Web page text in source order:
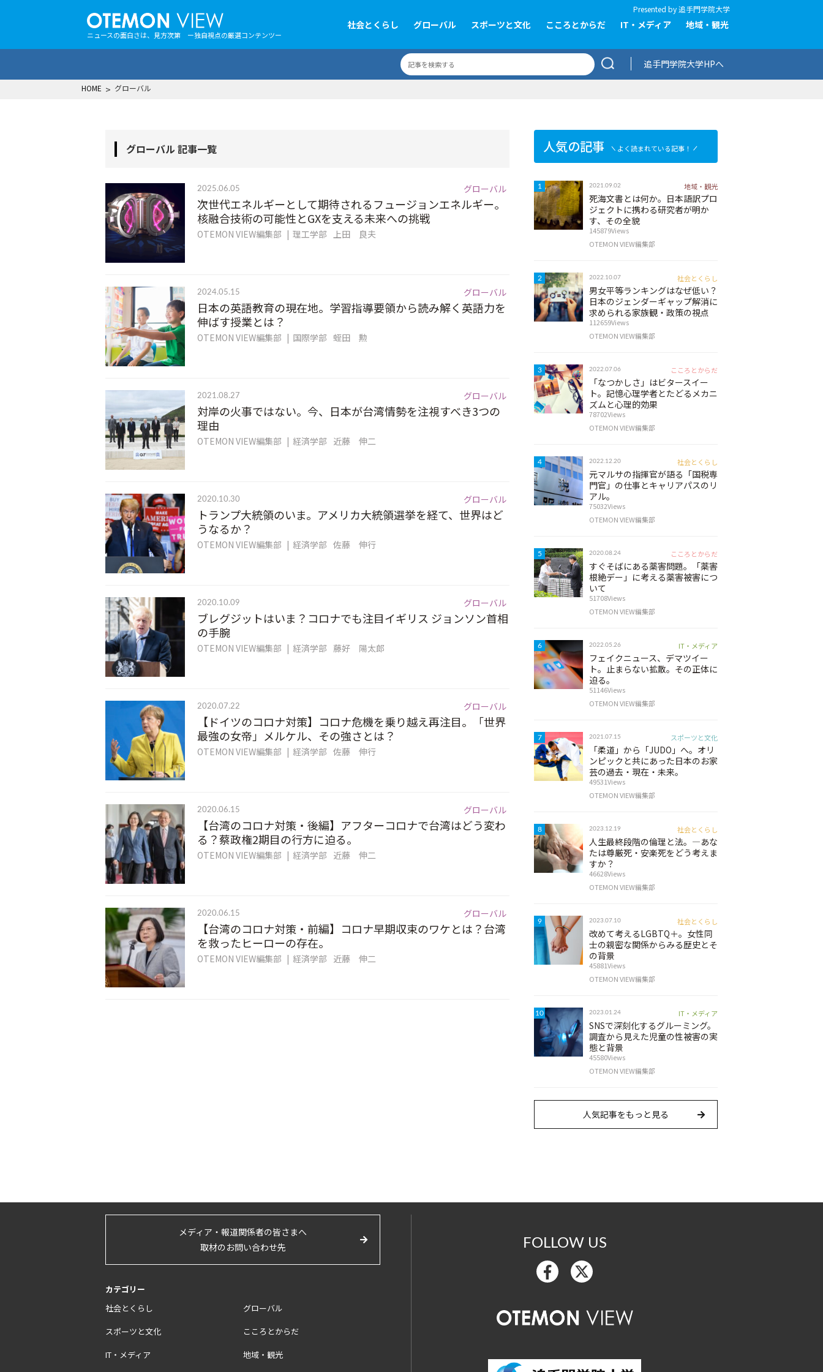
ニュースの面白さは、見方次第 ー独自視点の厳選コンテンツー
Presented by追手門学院大学
社会とくらし グローバル スポーツと文化 こころとからだ IT・メディア 地域・観光
追手門学院大学HPへ
HOME > グローバル
グローバル 記事一覧
2025.06.05 グローバル
次世代エネルギーとして期待されるフュージョンエネルギー。
核融合技術の可能性とGXを支える未来への挑戦
OTEMON VIEW編集部 理工学部 上田 良夫
2024.05.15 グローバル
日本の英語教育の現在地。学習指導要領から読み解く英語力を
伸ばす授業とは？
OTEMON VIEW編集部 国際学部 蛭田 勲
2021.08.27 グローバル
対岸の火事ではない。今、日本が台湾情勢を注視すべき3つの
理由
OTEMON VIEW編集部 経済学部 近藤 伸二
2020.10.30 グローバル
トランプ大統領のいま。アメリカ大統領選挙を経て、世界はど
うなるか？
OTEMON VIEW編集部 経済学部 佐藤 伸行
2020.10.09 グローバル
ブレグジットはいま？コロナでも注目イギリス ジョンソン首相
の手腕
OTEMON VIEW編集部 経済学部 藤好 陽太郎
2020.07.22 グローバル
【ドイツのコロナ対策】コロナ危機を乗り越え再注目。「世界
最強の女帝」メルケル、その強さとは？
OTEMON VIEW編集部 経済学部 佐藤 伸行
2020.06.15 グローバル
【台湾のコロナ対策・後編】アフターコロナで台湾はどう変わ
る？蔡政権2期目の行方に迫る。
OTEMON VIEW編集部 経済学部 近藤 伸二
2020.06.15 グローバル
【台湾のコロナ対策・前編】コロナ早期収束のワケとは？台湾
を救ったヒーローの存在。
OTEMON VIEW編集部 経済学部 近藤 伸二
人気の記事 よく読まれている記事！
1 2021.09.02 地域・観光
死海文書とは何か。日本語訳プロ
ジェクトに携わる研究者が明か
す、その全貌
145879Views
OTEMON VIEW編集部
2 2022.10.07 社会とくらし
男女平等ランキングはなぜ低い？
日本のジェンダーギャップ解消に
求められる家族観・政策の視点
112659Views
OTEMON VIEW編集部
3 2022.07.06 こころとからだ
「なつかしさ」はビタースイー
ト。記憶心理学者とたどるメカニ
ズムと心理的効果
78702Views
OTEMON VIEW編集部
4 2022.12.20 社会とくらし
元マルサの指揮官が語る「国税専
門官」の仕事とキャリアパスのリ
アル。
75032Views
OTEMON VIEW編集部
5 2020.08.24 こころとからだ
すぐそばにある薬害問題。「薬害
根絶デー」に考える薬害被害につ
いて
51708Views
OTEMON VIEW編集部
6 2022.05.26 IT・メディア
フェイクニュース、デマツイー
ト。止まらない拡散。その正体に
迫る。
51146Views
OTEMON VIEW編集部
7 2021.07.15 スポーツと文化
「柔道」から「JUDO」へ。オリ
ンピックと共にあった日本のお家
芸の過去・現在・未来。
49531Views
OTEMON VIEW編集部
8 2023.12.19 社会とくらし
人生最終段階の倫理と法。―あな
たは尊厳死・安楽死をどう考えま
すか？
46628Views
OTEMON VIEW編集部
9 2023.07.10 社会とくらし
改めて考えるLGBTQ＋。女性同
士の親密な関係からみる歴史とそ
の背景
45881Views
OTEMON VIEW編集部
10 2023.01.24 IT・メディア
SNSで深刻化するグルーミング。
調査から見えた児童の性被害の実
態と背景
45580Views
OTEMON VIEW編集部
人気記事をもっと見る
メディア・報道関係者の皆さまへ
取材のお問い合わせ先
カテゴリー
社会とくらし
グローバル
スポーツと文化
こころとからだ
IT・メディア
地域・観光
FOLLOW US